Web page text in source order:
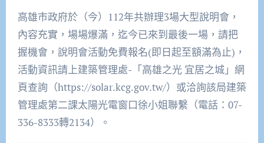
高雄市政府於（今）112年共辦理3場大型說明會，
內容充實，場場爆滿，迄今已來到最後一場，請把
握機會，說明會活動免費報名(即日起至額滿為止)，
活動資訊請上建築管理處-「高雄之光 宜居之城」網
頁查詢（https://solar.kcg.gov.tw/）或洽詢該局建築
管理處第二課太陽光電窗口徐小姐聯繫（電話：07-
336-8333轉2134）。